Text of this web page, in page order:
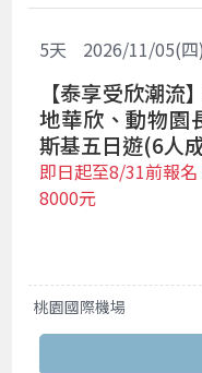
2026/11/05(四)
5天
【泰享受欣潮
地華欣、動物園
斯基五日遊(6人
即日起至8/31前報
8000元
桃園國際機場